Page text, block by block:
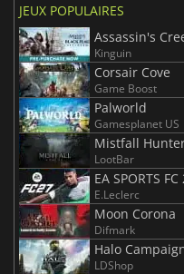
JEUX POPULAIRES
Assassin's
Kinguin
Corsair Cove
Game Boost
Palworld
Gamesplanet US
Mistfall
LootBar
EA SPORTS FC
E.Leclerc
Moon Corona
Difmark
Halo
LDShop